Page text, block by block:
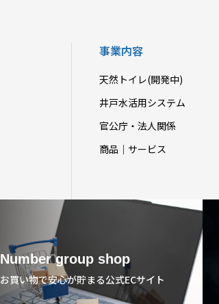
事業内容
天然トイレ(開発中)
井戸水活用システム
官公庁・法人関係
商品｜サービス
Number group shop
お買い物で安心が貯まる公式ECサイト